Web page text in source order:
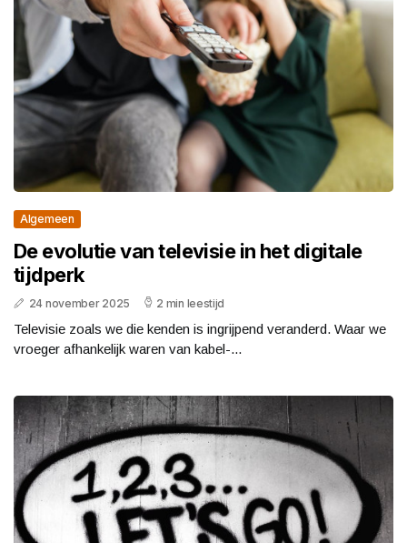
Algemeen
De evolutie van televisie in het digitale
tijdperk
24 november 2025 2 min leestijd
Televisie zoals we die kenden is ingrijpend veranderd. Waar we
vroeger afhankelijk waren van kabel-...